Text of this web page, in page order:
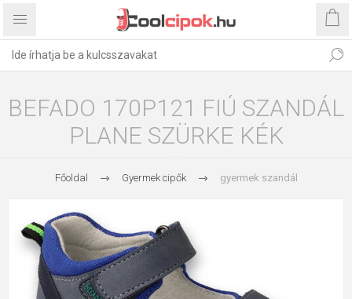
BEFADO 170P121 FIÚ SZANDÁL
PLANE SZÜRKE KÉK
Főoldal Gyermek cipők gyermek szandál